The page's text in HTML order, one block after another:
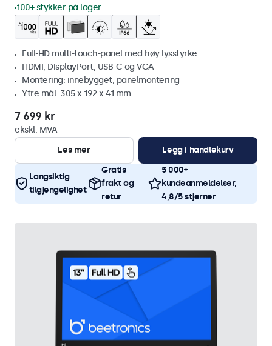
100+ stykker på lager
Full-HD multi-touch-panel med høy lysstyrke
HDMI, DisplayPort, USB-C og VGA
Montering: innebygget, panelmontering
Ytre mål: 305 x 192 x 41 mm
7 699 kr
ekskl. MVA
Les mer
Legg i handlekurv
Langsiktig
tilgjengelighet
Gratis
frakt og
retur
5 000+
kundeanmeldelser,
4,8/5 stjerner